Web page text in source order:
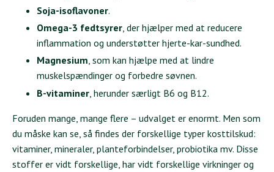
Soja-isoflavoner.
Omega-3 fedtsyrer, der hjælper med at reducere
inflammation og understøtter hjerte-kar-sundhed.
Magnesium, som kan hjælpe med at lindre
muskelspændinger og forbedre søvnen.
B-vitaminer , herunder særligt B6 og B12.
Foruden mange, mange flere – udvalget er enormt. Men som
du måske kan se, så findes der forskellige typer kosttilskud:
vitaminer, mineraler, planteforbindelser, probiotika mv. Disse
stoffer er vidt forskellige, har vidt forskellige virkninger og